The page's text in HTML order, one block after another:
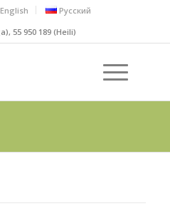
English
Русский
55 950 189 (Heili)